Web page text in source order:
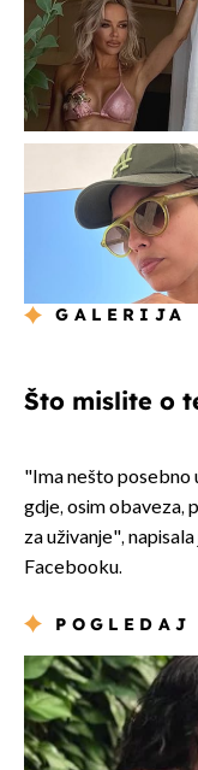
GALERIJA
Što mislite o
"Ima nešto posebno
gdje, osim obaveza,
za uživanje",
Facebooku.
POGLEDAJ